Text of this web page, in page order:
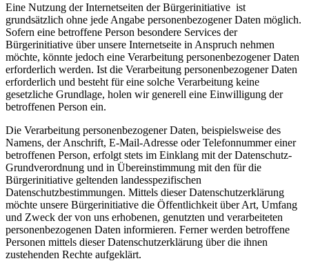
Eine Nutzung der Internetseiten der Bürgerinitiative ist
grundsätzlich ohne jede Angabe personenbezogener Daten möglich.
Sofern eine betroffene Person besondere Services der
Bürgerinitiative über unsere Internetseite in Anspruch nehmen
möchte, könnte jedoch eine Verarbeitung personenbezogener Daten
erforderlich werden. Ist die Verarbeitung personenbezogener Daten
erforderlich und besteht für eine solche Verarbeitung keine
gesetzliche Grundlage, holen wir generell eine Einwilligung der
betroffenen Person ein.
Die Verarbeitung personenbezogener Daten, beispielsweise des
Namens, der Anschrift, E-Mail-Adresse oder Telefonnummer einer
betroffenen Person, erfolgt stets im Einklang mit der Datenschutz-
Grundverordnung und in Übereinstimmung mit den für die
Bürgerinitiative geltenden landesspezifischen
Datenschutzbestimmungen. Mittels dieser Datenschutzerklärung
möchte unsere Bürgerinitiative die Öffentlichkeit über Art, Umfang
und Zweck der von uns erhobenen, genutzten und verarbeiteten
personenbezogenen Daten informieren. Ferner werden betroffene
Personen mittels dieser Datenschutzerklärung über die ihnen
zustehenden Rechte aufgeklärt.